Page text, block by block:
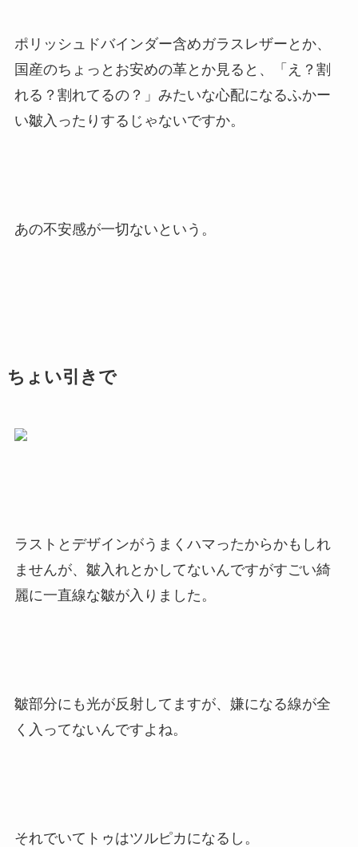
ポリッシュドバインダー含めガラスレザーとか、
国産のちょっとお安めの革とか見ると、「え？割
れる？割れてるの？」みたいな心配になるふかー
い皺入ったりするじゃないですか。
あの不安感が一切ないという。
ちょい引きで
ラストとデザインがうまくハマったからかもしれ
ませんが、皺入れとかしてないんですがすごい綺
麗に一直線な皺が入りました。
皺部分にも光が反射してますが、嫌になる線が全
く入ってないんですよね。
それでいてトゥはツルピカになるし。